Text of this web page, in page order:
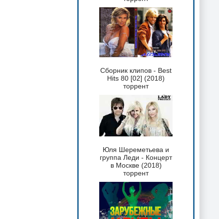
Сборник клипов - Best
Hits 80 [02] (2018)
торрент
Юля Шереметьева и
группа Леди - Концерт
в Москве (2018)
торрент